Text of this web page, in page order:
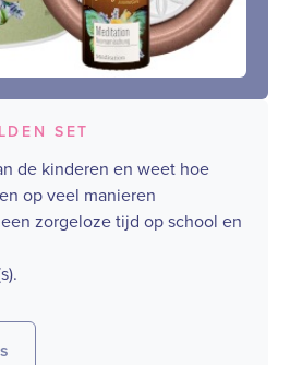
SET
de kinderen en weet hoe
op veel manieren
zorgeloze tijd op school en